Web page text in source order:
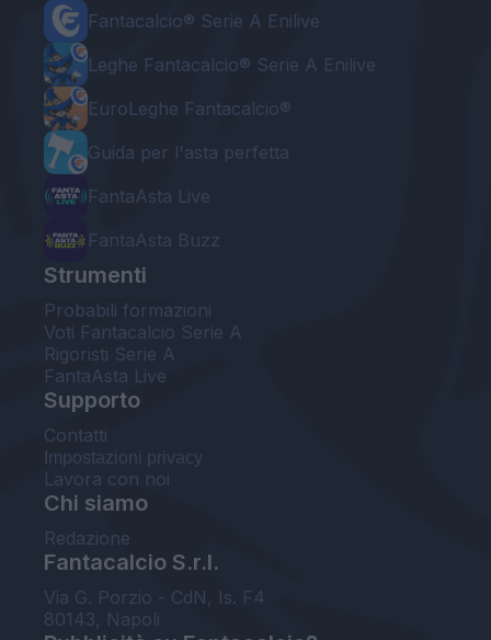
Fantacalcio® Serie A Enilive
Leghe Fantacalcio® Serie A Enilive
EuroLeghe Fantacalcio®
Guida per l'asta perfetta
FantaAsta Live
FantaAsta Buzz
Strumenti
Probabili formazioni
Voti Fantacalcio Serie A
Rigoristi Serie A
FantaAsta Live
Supporto
Contatti
Impostazioni privacy
Lavora con noi
Chi siamo
Redazione
Fantacalcio S.r.l.
Via G. Porzio - CdN, Is. F4
80143, Napoli